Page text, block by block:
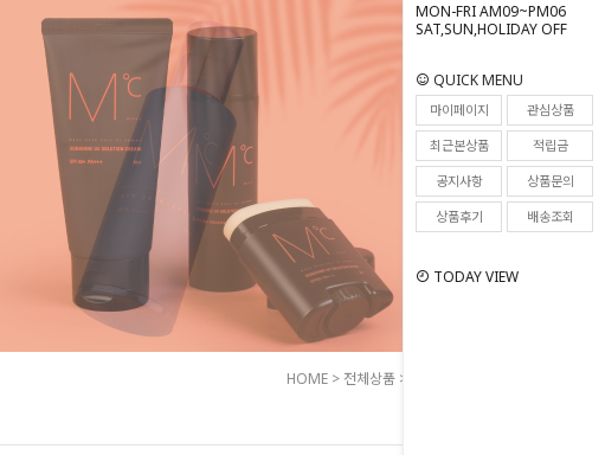
MON-FRI AM09~PM06
SAT,SUN,HOLIDAY OFF
QUICK MENU
마이페이지
관심상품
최근본상품
적립금
공지사항
상품문의
상품후기
배송조회
TODAY VIEW
HOME > 전체상품 >